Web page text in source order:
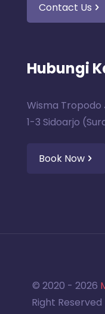
Contact Us
Hubungi
Wisma Tropodo
1-3 Sidoarjo
Book Now
© 2020 - 2026
Right Reserved